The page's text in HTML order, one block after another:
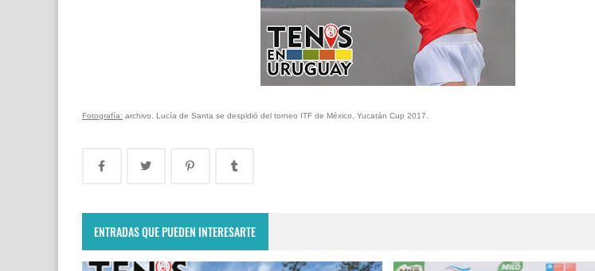
Fotografía: archivo. Lucía de Santa se despidió del torneo ITF de México, Yucatán Cup 2017.
ENTRADAS QUE PUEDEN INTERESARTE